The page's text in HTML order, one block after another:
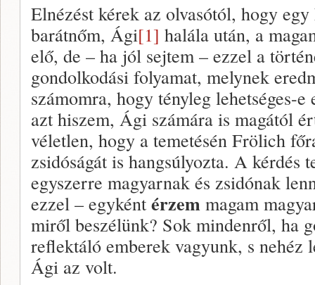
Elnézést kérek az olvasótól, hogy
barátnőm, Ági[1] halála után, a
elő, de – ha jól sejtem – ezzel a
gondolkodási folyamat, melynek
számomra, hogy tényleg lehetséges-
azt hiszem, Ági számára is magától
véletlen, hogy a temetésén Frölich
zsidóságát is hangsúlyozta. A kérdés
egyszerre magyarnak és zsidónak
ezzel – egyként érzem magam
miről beszélünk? Sok mindenről, ha
reflektáló emberek vagyunk, s nehéz
Ági az volt.